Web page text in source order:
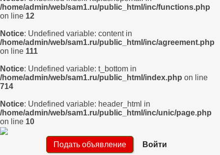
/home/admin/web/sam1.ru/public_html/inc/functions.php
on line 12
Notice: Undefined variable: content in
/home/admin/web/sam1.ru/public_html/inc/agreement.php
on line 111
Notice: Undefined variable: t_bottom in
/home/admin/web/sam1.ru/public_html/index.php on line
714
Notice: Undefined variable: header_html in
/home/admin/web/sam1.ru/public_html/inc/unic/page.php
on line 10
Подать объявление Войти